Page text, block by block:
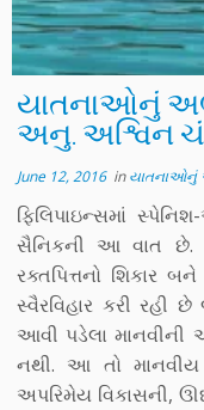
યાતનાઓનું
અનુ. અશ્વિન
June 12, 2016inયાતનાઓનું
ફિલિપાઇન્સમાં
સૈનિકની આ વાત છે.
રક્તપિત્તનો શિકાર
સ્વૈરવિહાર કરી રહી
આવી પડેલા
નથી. આ તો
અપરિમેય વિકાસની,